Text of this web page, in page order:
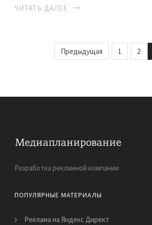
ЧИТАТЬ ДАЛЕЕ
Предыдущая 1 2
Разработка рекламной компании
ПОПУЛЯРНЫЕ МАТЕРИАЛЫ
Реклама на Яндекс Директ